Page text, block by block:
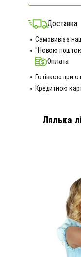
Доставка
Самовивіз з
"Новою поштою"
Оплата
Готівкою при
Кредитною
Лялька